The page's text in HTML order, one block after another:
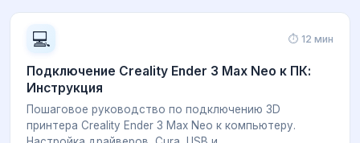
💻 ⏱ 12 мин
Подключение Creality Ender 3 Max Neo к ПК:
Инструкция
Пошаговое руководство по подключению 3D
принтера Creality Ender 3 Max Neo к компьютеру.